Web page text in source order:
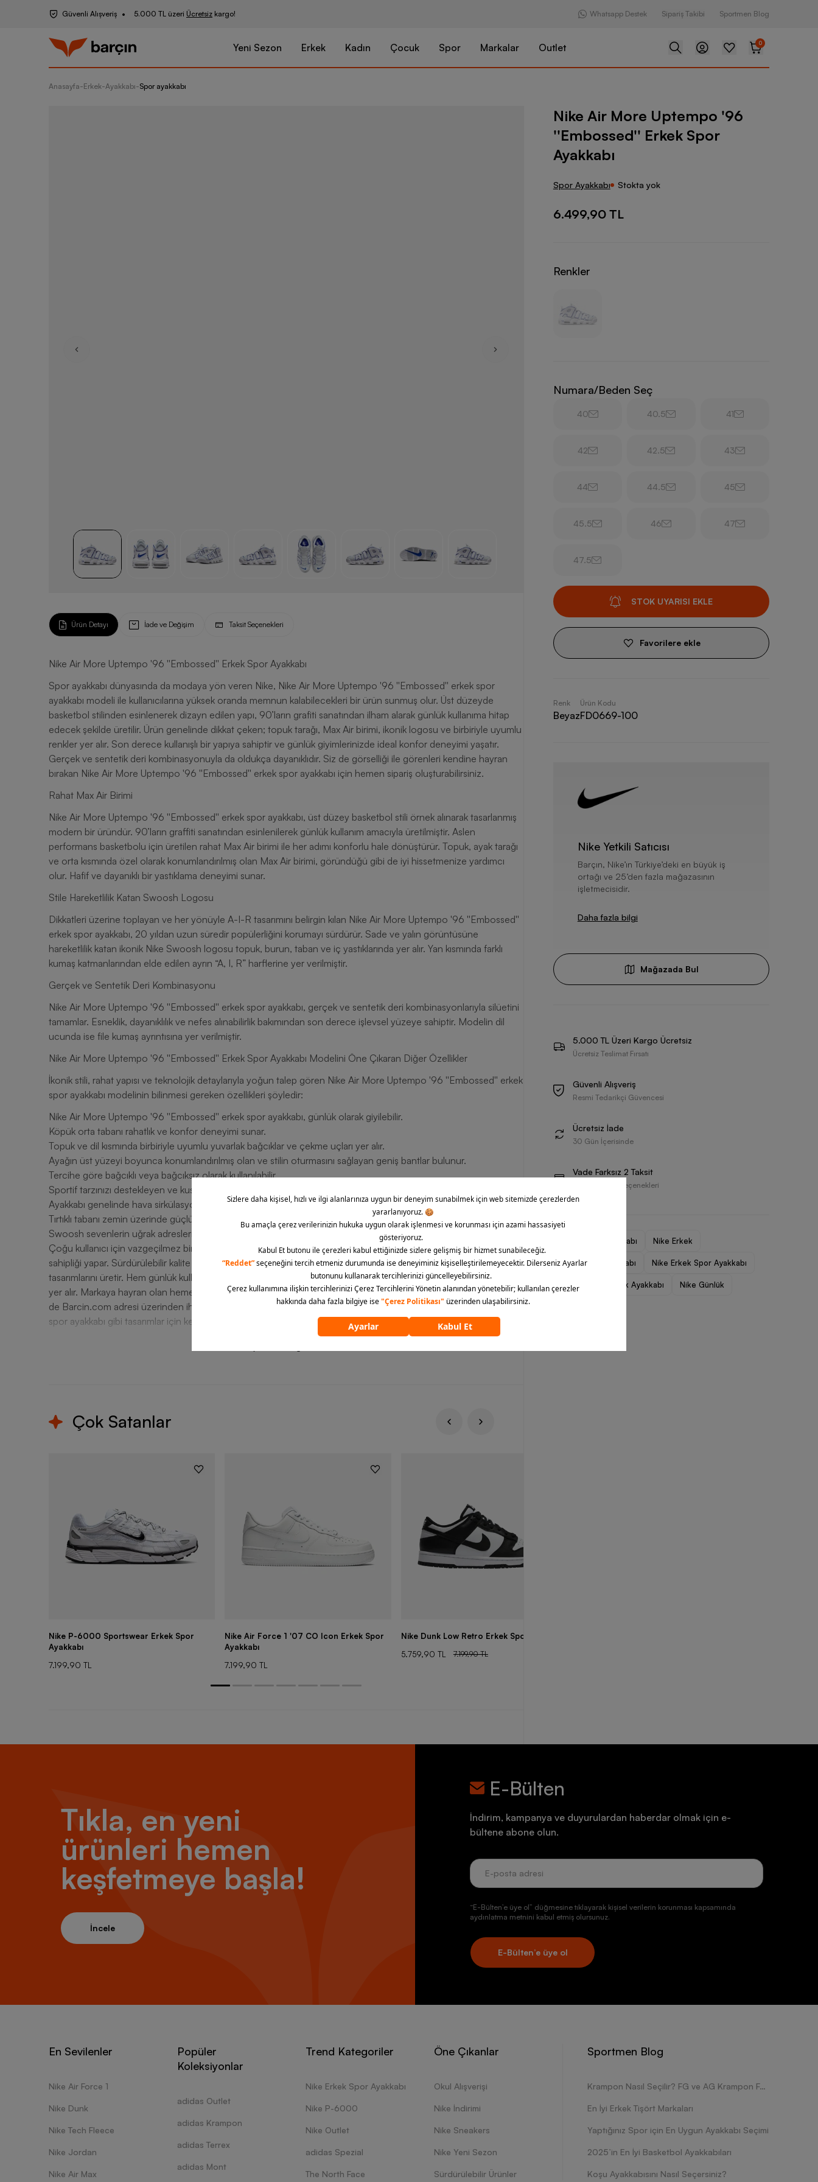
Güvenli Alışveriş 5.000 TL üzeri Ücretsiz kargo! Whatsapp Destek Sipariş Takibi Sportmen Blog
Yeni Sezon Erkek Kadın Çocuk Spor Markalar Outlet 0
Anasayfa-Erkek-Ayakkabı-Spor ayakkabı
Nike Air More Uptempo '96 ''Embossed'' Erkek Spor Ayakkabı
Ürün Detayı İade ve Değişim Taksit Seçenekleri
Nike Air More Uptempo '96 ''Embossed'' Erkek Spor Ayakkabı
Spor ayakkabı dünyasında da modaya yön veren Nike, Nike Air More Uptempo '96 ''Embossed'' erkek spor
ayakkabı modeli ile kullanıcılarına yüksek oranda memnun kalabilecekleri bir ürün sunmuş olur. Üst düzeyde
basketbol stilinden esinlenerek dizayn edilen yapı, 90’ların grafiti sanatından ilham alarak günlük kullanıma hitap
edecek şekilde üretilir. Ürün genelinde dikkat çeken; topuk tarağı, Max Air birimi, ikonik logosu ve birbiriyle uyumlu
renkler yer alır. Son derece kullanışlı bir yapıya sahiptir ve günlük giyimlerinizde ideal konfor deneyimi yaşatır.
Gerçek ve sentetik deri kombinasyonuyla da oldukça dayanıklıdır. Siz de görselliği ile görenleri kendine hayran
bırakan Nike Air More Uptempo '96 ''Embossed'' erkek spor ayakkabı için hemen sipariş oluşturabilirsiniz.
Rahat Max Air Birimi
Nike Air More Uptempo '96 ''Embossed'' erkek spor ayakkabı, üst düzey basketbol stili örnek alınarak tasarlanmış
modern bir üründür. 90’ların graffiti sanatından esinlenilerek günlük kullanım amacıyla üretilmiştir. Aslen
performans basketbolu için üretilen rahat Max Air birimi ile her adımı konforlu hale dönüştürür. Topuk, ayak tarağı
ve orta kısmında özel olarak konumlandırılmış olan Max Air birimi, göründüğü gibi de iyi hissetmenize yardımcı
olur. Hafif ve dayanıklı bir yastıklama deneyimi sunar.
Stile Hareketlilik Katan Swoosh Logosu
Dikkatleri üzerine toplayan ve her yönüyle A-I-R tasarımını belirgin kılan Nike Air More Uptempo '96 ''Embossed''
erkek spor ayakkabı, 20 yıldan uzun süredir popülerliğini korumayı sürdürür. Sade ve yalın görüntüsüne
hareketlilik katan ikonik Nike Swoosh logosu topuk, burun, taban ve iç yastıklarında yer alır. Yan kısmında farklı
kumaş katmanlarından elde edilen ayrın “A, I, R” harflerine yer verilmiştir.
Gerçek ve Sentetik Deri Kombinasyonu
Nike Air More Uptempo '96 ''Embossed'' erkek spor ayakkabı, gerçek ve sentetik deri kombinasyonlarıyla silüetini
tamamlar. Esneklik, dayanıklılık ve nefes alınabilirlik bakımından son derece işlevsel yüzeye sahiptir. Modelin dil
ucunda ise file kumaş ayrıntısına yer verilmiştir.
Nike Air More Uptempo '96 ''Embossed'' Erkek Spor Ayakkabı Modelini Öne Çıkaran Diğer Özellikler
İkonik stili, rahat yapısı ve teknolojik detaylarıyla yoğun talep gören Nike Air More Uptempo '96 ''Embossed'' erkek
spor ayakkabı modelinin bilinmesi gereken özellikleri şöyledir:
Nike Air More Uptempo '96 ''Embossed'' erkek spor ayakkabı, günlük olarak giyilebilir.
Köpük orta tabanı rahatlık ve konfor deneyimi sunar.
Topuk ve dil kısmında birbiriyle uyumlu yuvarlak bağcıklar ve çekme uçları yer alır.
Ayağın üst yüzeyi boyunca konumlandırılmış olan ve stilin oturmasını sağlayan geniş bantlar bulunur.
Tercihe göre bağcıklı veya bağcıksız olarak kullanılabilir.
Sportif tarzınızı destekleyen ve kusursuz uyum gösteren yapısıyla kombinlerinize eşlik eder.
Ayakkabı genelinde hava sirkülasyonu oluşturan deliklere yer verilmiştir.
Tırtıklı tabanı zemin üzerinde güçlü tutuş gerçekleştirir.
Swoosh sevenlerin uğrak adreslerinden olan Nike, kaliteden ödün vermeyen şık silüetleri ile her daim tercih edilir.
Çoğu kullanıcı için vazgeçilmez bir marka olan Nike, dünya genelinde büyük ilgi gören orijinal parçalara ev
sahipliği yapar. Sürdürülebilir kalite anlayışından yola çıkarak hedef kitlenin istek ve beklentileri doğrultusunda
tasarımlarını üretir. Hem günlük kullanımlarda hem de spor alanlarında tercih edilebilecek çok sayıda ürün grubu
yer alır. Markaya hayran olan hemen herkesin kendisi için tasarlanmış bir modele ulaşması son derece kolaydır. Siz
de Barcin.com adresi üzerinden ihtiyaçlarınızı anında giderebilir, Nike Air More Uptempo '96 ''Embossed'' erkek
spor ayakkabı gibi tasarımlar için keyifli bir alışveriş deneyimi gerçekleştirebilirsiniz.
Çok Satanlar
Nike P-6000 Sportswear Erkek Spor
Ayakkabı
7.199,90 TL
Nike Air Force 1 '07 CO Icon Erkek Spor
Ayakkabı
7.199,90 TL
Nike Dunk Low Retro Erkek Spor Ayakkabı
5.759,90 TL
7.199,90 TL
Nike Air More Uptempo '96
''Embossed'' Erkek Spor
Ayakkabı
Spor Ayakkabı Stokta yok
6.499,90 TL
Renkler
Numara/Beden Seç
40 40.5 41
42 42.5 43
44 44.5 45
45.5 46 47
47.5
STOK UYARISI EKLE
Favorilere ekle
Renk
Beyaz
Ürün Kodu
FD0669-100
Nike Yetkili Satıcısı
Barçın, Nike’ın Türkiye’deki en büyük iş
ortağı ve 25’den fazla mağazasının
işletmecisidir.
Daha fazla bilgi
Mağazada Bul
5.000 TL Üzeri Kargo Ücretsiz
Ücretsiz Teslimat Fırsatı
Güvenli Alışveriş
Resmi Tedarikçi Güvencesi
Ücretsiz İade
30 Gün İçerisinde
Vade Farksız 2 Taksit
Farklı Ödeme Seçenekleri
Erkek Spor Ayakkabı Nike Erkek
Nike Erkek Ayakkabı Nike Erkek Spor Ayakkabı
Nike Erkek Günlük Ayakkabı Nike Günlük
Tıkla, en yeni
ürünleri hemen
keşfetmeye başla!
İncele
E-Bülten
İndirim, kampanya ve duyurulardan haberdar olmak için e-
bültene abone olun.
“E-Bülten’e üye ol” düğmesine tıklayarak kişisel verilerin korunması kapsamında
aydınlatma metnini kabul etmiş olursunuz.
E-Bülten’e üye ol
En Sevilenler
Nike Air Force 1
Nike Dunk
Nike Tech Fleece
Nike Jordan
Nike Air Max
Popüler
Koleksiyonlar
adidas Outlet
adidas Krampon
adidas Terrex
adidas Mont
Trend Kategoriler
Nike Erkek Spor Ayakkabı
Nike P-6000
Nike Outlet
adidas Spezial
The North Face
Öne Çıkanlar
Okul Alışverişi
Nike İndirimi
Nike Sneakers
Nike Yeni Sezon
Sürdürülebilir Ürünler
Sportmen Blog
Krampon Nasıl Seçilir? FG ve AG Krampon Farkları Nelerdir?
En İyi Erkek Tişört Markaları
Yaptığınız Spor için En Uygun Ayakkabı Seçimi
2025’in En İyi Basketbol Ayakkabıları
Koşu Ayakkabısını Nasıl Seçersiniz?